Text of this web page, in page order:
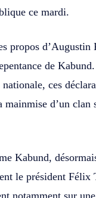
ce mardi.
propos d’Augustin
de
ces
d’un
Kabund,
le président Félix